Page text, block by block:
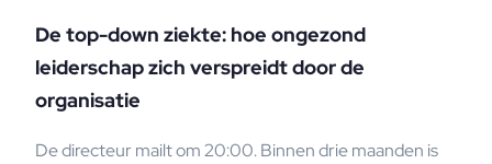
De top-down ziekte: hoe ongezond
leiderschap zich verspreidt door de
organisatie
De directeur mailt om 20:00. Binnen drie maanden is